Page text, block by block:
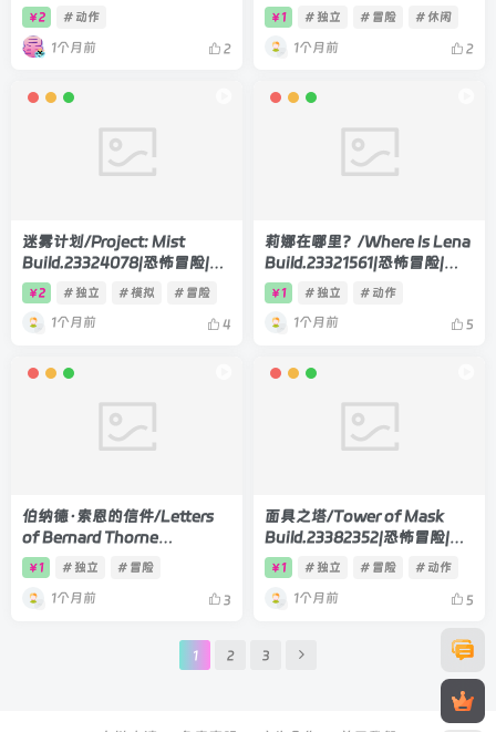
15.9GB|官方中文版
￥2 # 动作
1个月前 2
Build.22819828|恐怖冒险|容
量1.1GB|官方中文版
￥1 # 独立 # 冒险 # 休闲
1个月前 2
迷雾计划/Project: Mist
Build.23324078|恐怖冒险|容
量18.3GB|官方中文版
￥2 # 独立 # 模拟 # 冒险
1个月前 4
莉娜在哪里？/Where Is Lena
Build.23321561|恐怖冒险|容
量4GB|官方中文版
￥1 # 独立 # 动作
1个月前 5
伯纳德·索恩的信件/Letters
of Bernard Thorne
Build.19919657|恐怖冒险|容
量5GB|官方中文版
￥1 # 独立 # 冒险
1个月前 3
面具之塔/Tower of Mask
Build.23382352|恐怖冒险|容
量3.6GB|官方中文版
￥1 # 独立 # 冒险 # 动作
1个月前 5
1 2 3